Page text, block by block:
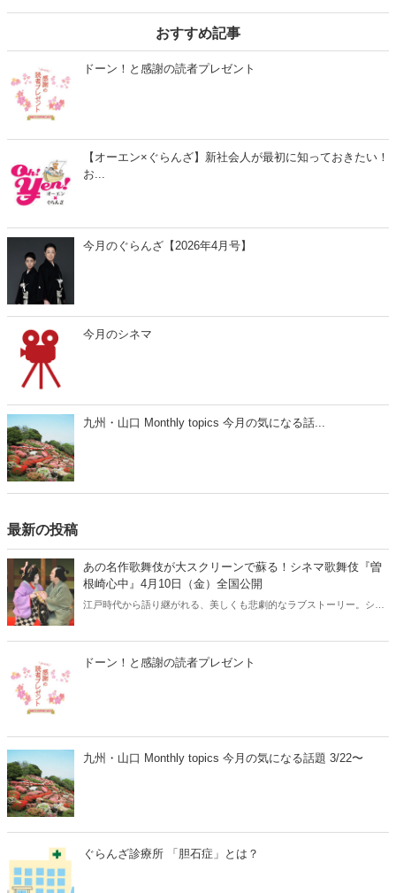
おすすめ記事
ドーン！と感謝の読者プレゼント
【オーエン×ぐらんざ】新社会人が最初に知っておきたい！
お...
今月のぐらんざ【2026年4月号】
今月のシネマ
九州・山口 Monthly topics 今月の気になる話...
最新の投稿
あの名作歌舞伎が大スクリーンで蘇る！シネマ歌舞伎『曽
根崎心中』4月10日（金）全国公開
江戸時代から語り継がれる、美しくも悲劇的なラブストーリー。シネ
中村鴈治郎による珠玉の舞台を、映画館の大スクリーンで堪能できる
貴重な機会です。さらに、話題となった映画『国宝』でも注目を集め
ドーン！と感謝の読者プレゼント
九州・山口 Monthly topics 今月の気になる話題 3/22〜
ぐらんざ診療所 「胆石症」とは？